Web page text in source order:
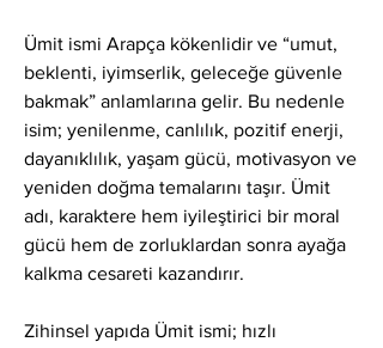
Ümit ismi Arapça kökenlidir ve “umut,
beklenti, iyimserlik, geleceğe güvenle
bakmak” anlamlarına gelir. Bu nedenle
isim; yenilenme, canlılık, pozitif enerji,
dayanıklılık, yaşam gücü, motivasyon ve
yeniden doğma temalarını taşır. Ümit
adı, karaktere hem iyileştirici bir moral
gücü hem de zorluklardan sonra ayağa
kalkma cesareti kazandırır.
Zihinsel yapıda Ümit ismi; hızlı